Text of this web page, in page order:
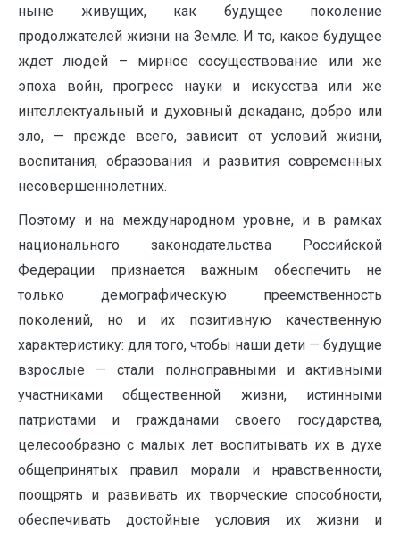
ныне живущих, как будущее поколение
продолжателей жизни на Земле. И то, какое будущее
ждет людей – мирное сосуществование или же
эпоха войн, прогресс науки и искусства или же
интеллектуальный и духовный декаданс, добро или
зло, — прежде всего, зависит от условий жизни,
воспитания, образования и развития современных
несовершеннолетних.
Поэтому и на международном уровне, и в рамках
национального законодательства Российской
Федерации признается важным обеспечить не
только демографическую преемственность
поколений, но и их позитивную качественную
характеристику: для того, чтобы наши дети — будущие
взрослые — стали полноправными и активными
участниками общественной жизни, истинными
патриотами и гражданами своего государства,
целесообразно с малых лет воспитывать их в духе
общепринятых правил морали и нравственности,
поощрять и развивать их творческие способности,
обеспечивать достойные условия их жизни и